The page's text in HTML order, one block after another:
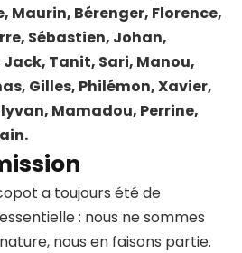
Maurin, Bérenger, Florence,
Sébastien, Johan,
Tanit, Sari, Manou,
Gilles, Philémon, Xavier,
Mamadou, Perrine,
a toujours été de
: nous ne sommes
nous en faisons partie.